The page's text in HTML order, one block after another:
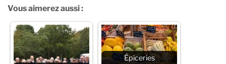
Vous aimerez aussi :
Épiceries